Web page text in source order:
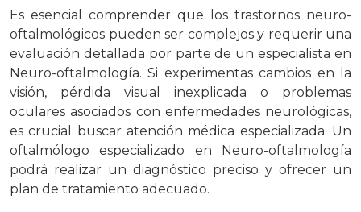
Es esencial comprender que los trastornos neuro-
oftalmológicos pueden ser complejos y requerir una
evaluación detallada por parte de un especialista en
Neuro-oftalmología. Si experimentas cambios en la
visión, pérdida visual inexplicada o problemas
oculares asociados con enfermedades neurológicas,
es crucial buscar atención médica especializada. Un
oftalmólogo especializado en Neuro-oftalmología
podrá realizar un diagnóstico preciso y ofrecer un
plan de tratamiento adecuado.